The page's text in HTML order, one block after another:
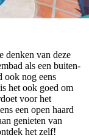
denken van deze
als een buiten-
ook nog eens
het ook goed om
voor het
een open haard
genieten van
het zelf!